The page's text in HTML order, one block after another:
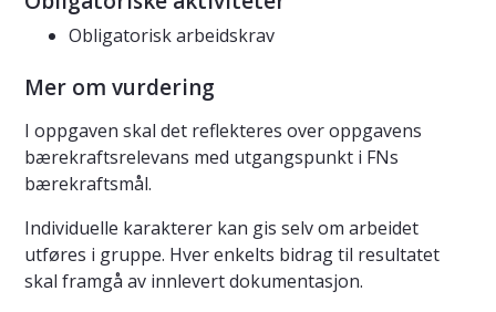
Obligatorisk arbeidskrav
Mer om vurdering
I oppgaven skal det reflekteres over oppgavens
bærekraftsrelevans med utgangspunkt i FNs
bærekraftsmål.
Individuelle karakterer kan gis selv om arbeidet
utføres i gruppe. Hver enkelts bidrag til resultatet
skal framgå av innlevert dokumentasjon.